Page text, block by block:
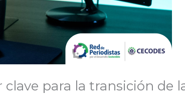
para la transición de